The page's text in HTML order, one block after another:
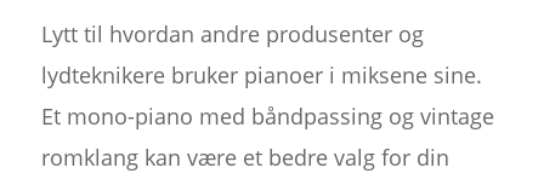
Lytt til hvordan andre produsenter og
lydteknikere bruker pianoer i miksene sine.
Et mono-piano med båndpassing og vintage
romklang kan være et bedre valg for din